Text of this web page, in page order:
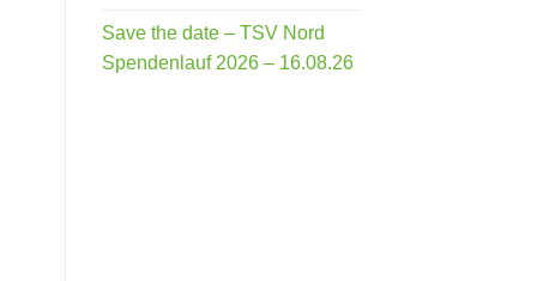
Save the date – TSV Nord
Spendenlauf 2026 – 16.08.26